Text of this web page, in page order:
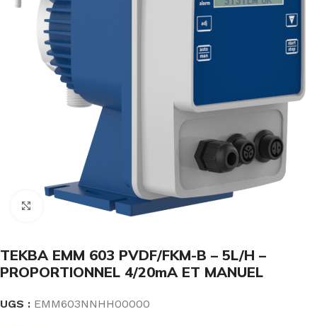
Click to enlarge
TEKBA EMM 603 PVDF/FKM-B – 5L/H –
PROPORTIONNEL 4/20mA ET MANUEL
UGS : EMM603NNHH00000